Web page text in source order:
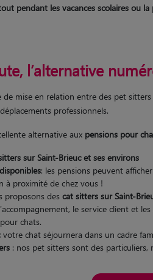
pendant les vacances scolaires ou la
l’alternative
mise en relation entre des pet
professionnels.
alternative aux pensions pour
sur Saint-Brieuc et ses environs
: les pensions peuvent
à proximité de chez vous !
proposons des cat sitters sur Saint-
le service client et
chats.
votre chat séjournera dans un cadre
: nos pet sitters sont des